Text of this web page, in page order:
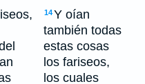
14Y oían
también todas
estas cosas
los fariseos,
los cuales